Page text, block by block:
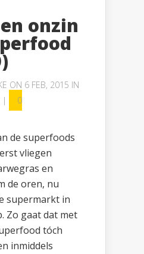
onzin
ON 6 FEB, 2015 IN
|
0
de superfoods
vliegen
en
de oren, nu
supermarkt in
Zo gaat dat met
tóch
inmiddels